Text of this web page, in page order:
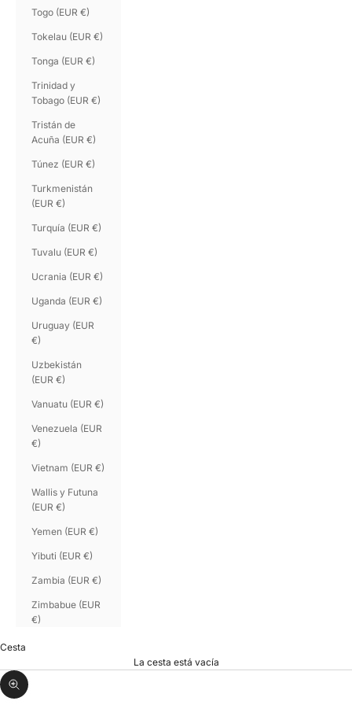
Togo (EUR €)
Tokelau (EUR €)
Tonga (EUR €)
Trinidad y
Tobago (EUR €)
Tristán de
Acuña (EUR €)
Túnez (EUR €)
Turkmenistán
(EUR €)
Turquía (EUR €)
Tuvalu (EUR €)
Ucrania (EUR €)
Uganda (EUR €)
Uruguay (EUR
€)
Uzbekistán
(EUR €)
Vanuatu (EUR €)
Venezuela (EUR
€)
Vietnam (EUR €)
Wallis y Futuna
(EUR €)
Yemen (EUR €)
Yibuti (EUR €)
Zambia (EUR €)
Zimbabue (EUR
€)
Cesta
La cesta está vacía
Zoom